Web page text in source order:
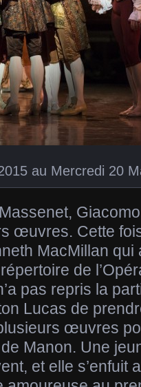
au Mercredi 20
œuvres. Cette
MacMillan
de
pas repris la
Lucas de
œuvres
Manon. Une
et elle s’enfuit